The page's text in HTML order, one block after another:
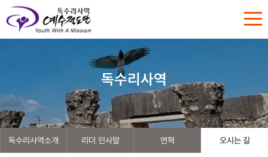
독수리사역
독수리사역소개 리더 인사말 연혁 오시는 길